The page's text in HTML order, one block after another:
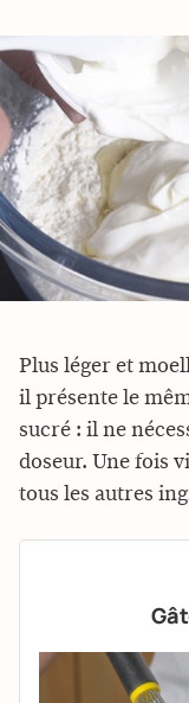
Plus léger et
il présente le
sucré : il ne
doseur. Une fois
tous les autres